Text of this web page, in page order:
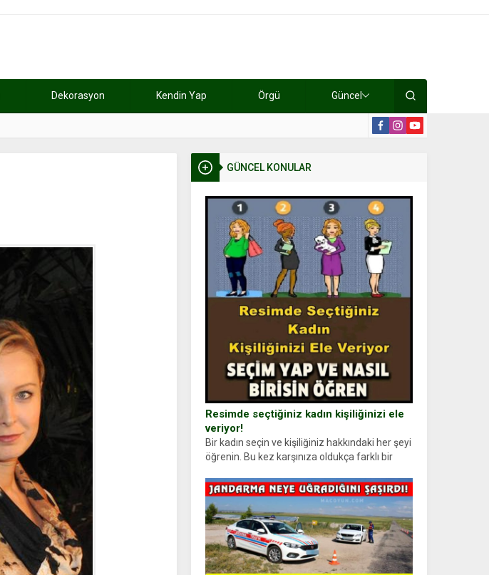
Dekorasyon Kendin Yap Örgü Güncel
GÜNCEL KONULAR
Resimde seçtiğiniz kadın kişiliğinizi ele
veriyor!
Bir kadın seçin ve kişiliğiniz hakkındaki her şeyi
öğrenin. Bu kez karşınıza oldukça farklı bir
kadın figürlerinden dikkatinizi en...